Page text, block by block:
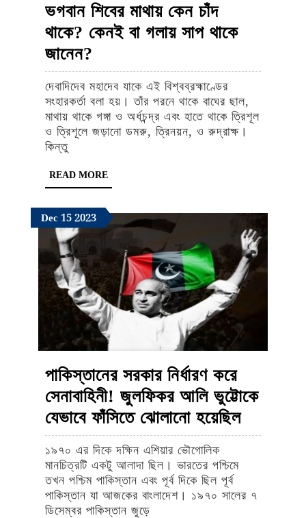
ভগবান শিবের মাথায় কেন চাঁদ
থাকে? কেনই বা গলায় সাপ থাকে
জানেন?
শিবের
মাথায়
কেন
চাঁদ
কেনই
গলায়
সাপ
থাকে
জানেন?
দেবাদিদেব মহাদেব যাকে এই বিশ্বব্রহ্মাণ্ডের
সংহারকর্তা বলা হয়। তাঁর পরনে থাকে বাঘের ছাল,
মাথায় থাকে গঙ্গা ও অর্ধচন্দ্র এবং হাতে থাকে ত্রিশূল
ও ত্রিশূলে জড়ানো ডমরু, ত্রিনয়ন, ও রুদ্রাক্ষ।
কিন্তু
READ MOREREAD
MORE
DecDecember
15,
2023
15December
15,
2023
2023December
15,
2023
পাকিস্তানের সরকার নির্ধারণ করে
সেনাবাহিনী! জুলফিকর আলি ভুট্টোকে
যেভাবে ফাঁসিতে ঝোলানো হয়েছিল
সরকার
১৯৭০ এর দিকে দক্ষিন এশিয়ার ভৌগোলিক
মানচিত্রটি একটু আলাদা ছিল। ভারতের পশ্চিমে
তখন পশ্চিম পাকিস্তান এবং পূর্ব দিকে ছিল পূর্ব
পাকিস্তান যা আজকের বাংলাদেশ। ১৯৭০ সালের ৭
ডিসেম্বর পাকিস্তান জুড়ে